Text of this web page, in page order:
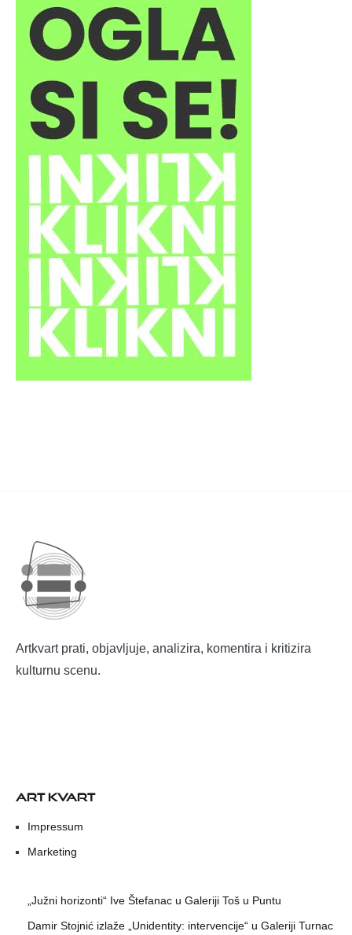
Artkvart prati, objavljuje, analizira, komentira i kritizira
kulturnu scenu.
ART KVART
Impressum
Marketing
„Južni horizonti“ Ive Štefanac u Galeriji Toš u Puntu
Damir Stojnić izlaže „Unidentity: intervencije“ u Galeriji Turnac